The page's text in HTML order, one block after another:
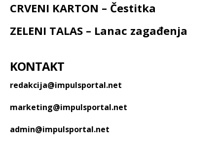
CRVENI KARTON – Čestitka
ZELENI TALAS – Lanac zagađenja
KONTAKT
redakcija@impulsportal.net
marketing@impulsportal.net
admin@impulsportal.net